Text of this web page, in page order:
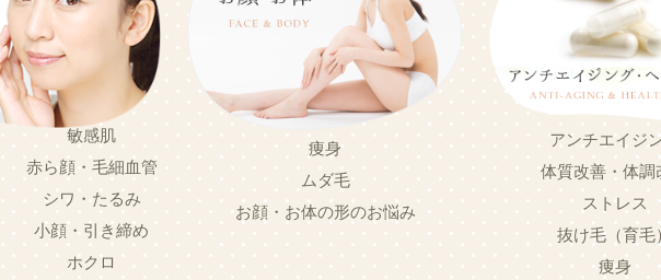
敏感肌
赤ら顔・毛細血管
シワ・たるみ
小顔・引き締め
ホクロ
痩身
ムダ毛
お顔・お体の形のお悩み
アンチエイジ
体質改善・体調
ストレス
抜け毛（育毛
痩身